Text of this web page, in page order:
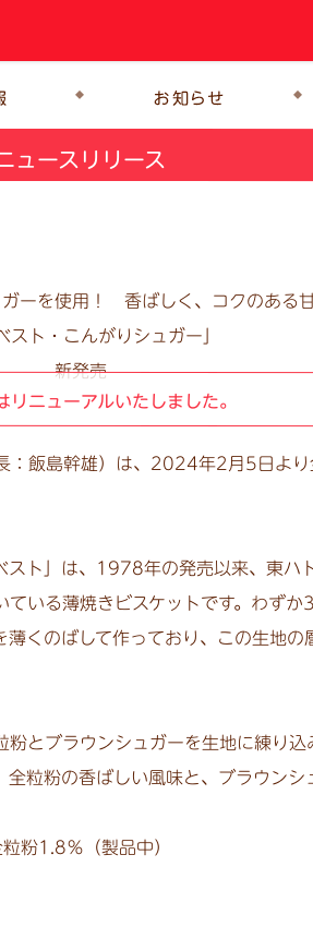
ュースリリース
ガーを使用！ 香ばしく、コクのある
スト・こんがりシュガー」
新発売
リニューアルいたしました。
飯島幹雄）は、2024年2月5日より
ト」は、1978年の発売以来、東ハ
いる薄焼きビスケットです。わず
くのばして作っており、この生地の
とブラウンシュガーを生地に練り込
粒粉の香ばしい風味と、ブラウンシ
粉1.8％（製品中）